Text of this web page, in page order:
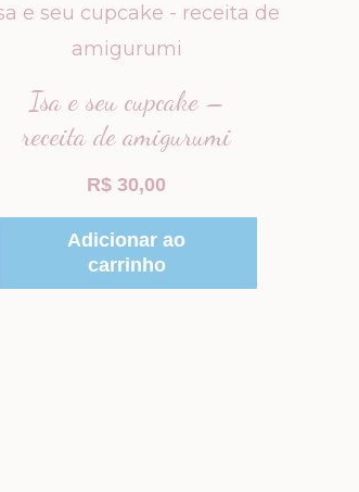
Isa e seu cupcake –
receita de amigurumi
R$ 30,00
Adicionar ao
carrinho